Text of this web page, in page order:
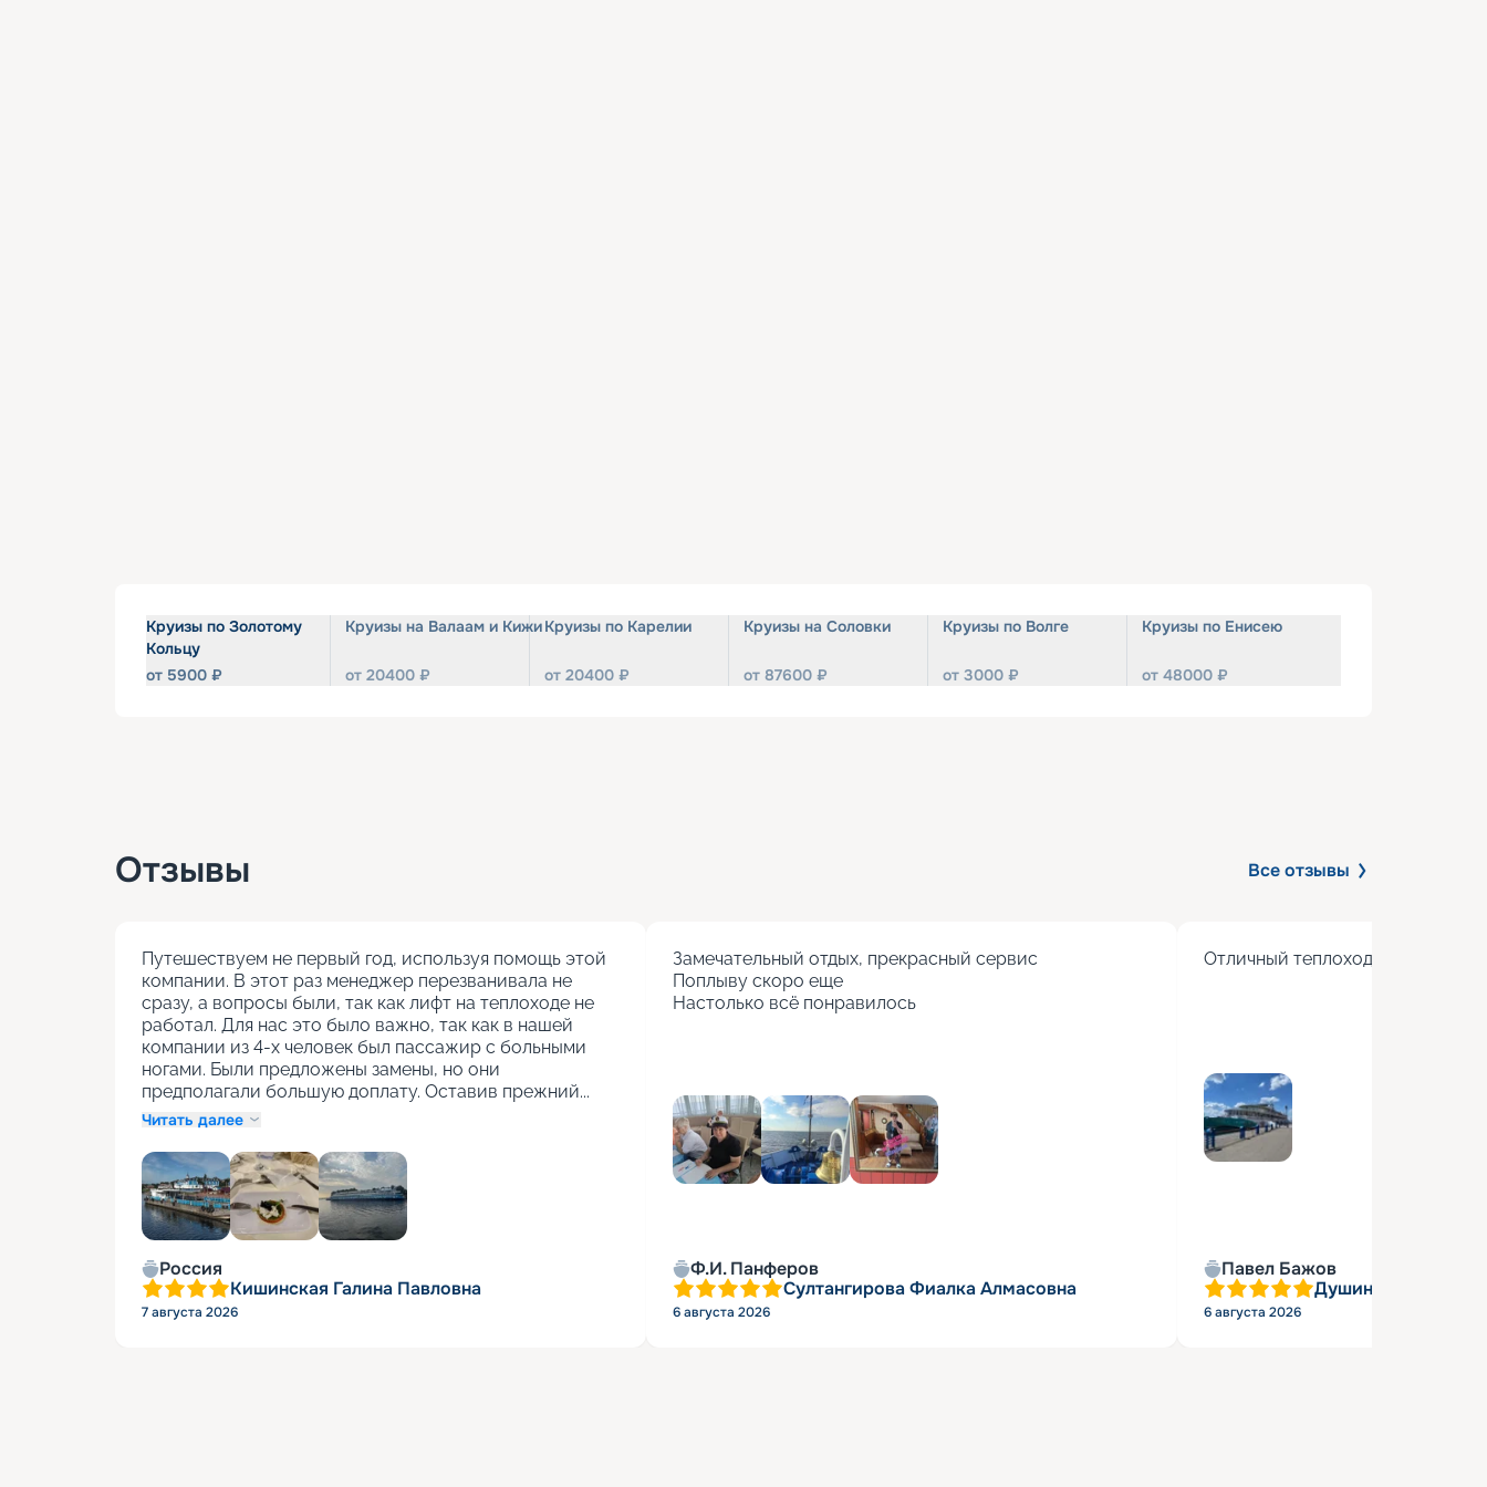
Круизы по Золотому
Кольцу
от 5900 ₽
Круизы на Валаам и Кижи
от 20400 ₽
Круизы по Карелии
от 20400 ₽
Круизы на Соловки
от 87600 ₽
Круизы по Волге
от 3000 ₽
Круизы по Енисею
от 48000 ₽
Отзывы Все отзывы
Путешествуем не первый год, используя помощь этой
компании. В этот раз менеджер перезванивала не
сразу, а вопросы были, так как лифт на теплоходе не
работал. Для нас это было важно, так как в нашей
компании из 4-х человек был пассажир с больными
ногами. Были предложены замены, но они
предполагали большую доплату. Оставив прежний...
Читать далее
Россия
Кишинская Галина Павловна
7 августа 2026
Замечательный отдых, прекрасный сервис
Поплыву скоро еще
Настолько всё понравилось
Ф.И. Панферов
Султангирова Фиалка Алмасовна
6 августа 2026
Отличный теплоход с хорошим
Павел Бажов
Душин Александр
6 августа 2026